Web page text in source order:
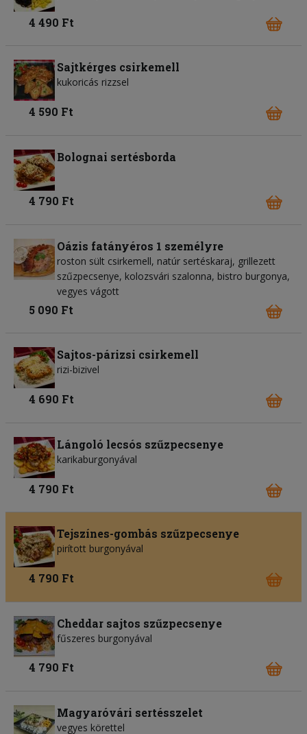
4 490 Ft
Sajtkérges csirkemell
kukoricás rizzsel
4 590 Ft
Bolognai sertésborda
4 790 Ft
Oázis fatányéros 1 személyre
roston sült csirkemell, natúr sertéskaraj, grillezett
szűzpecsenye, kolozsvári szalonna, bistro burgonya,
vegyes vágott
5 090 Ft
Sajtos-párizsi csirkemell
rizi-bizivel
4 690 Ft
Lángoló lecsós szűzpecsenye
karikaburgonyával
4 790 Ft
Tejszínes-gombás szűzpecsenye
pirított burgonyával
4 790 Ft
Cheddar sajtos szűzpecsenye
fűszeres burgonyával
4 790 Ft
Magyaróvári sertésszelet
vegyes körettel